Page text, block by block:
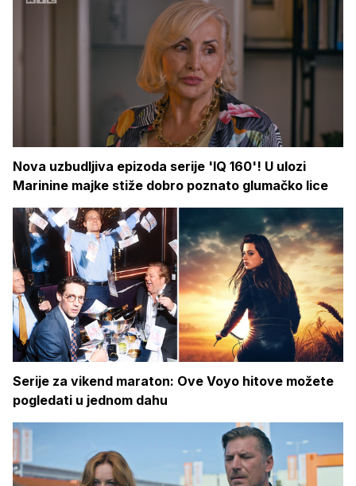
Nova uzbudljiva epizoda serije 'IQ 160'! U ulozi
Marinine majke stiže dobro poznato glumačko lice
Serije za vikend maraton: Ove Voyo hitove možete
pogledati u jednom dahu